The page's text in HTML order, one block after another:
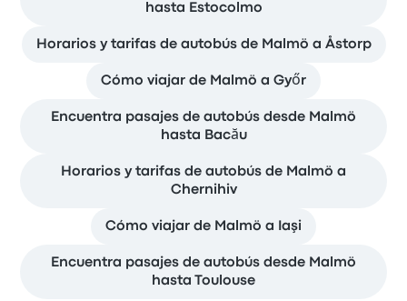
hasta Estocolmo
Horarios y tarifas de autobús de Malmö a Åstorp
Cómo viajar de Malmö a Győr
Encuentra pasajes de autobús desde Malmö
hasta Bacău
Horarios y tarifas de autobús de Malmö a
Chernihiv
Cómo viajar de Malmö a Iaşi
Encuentra pasajes de autobús desde Malmö
hasta Toulouse